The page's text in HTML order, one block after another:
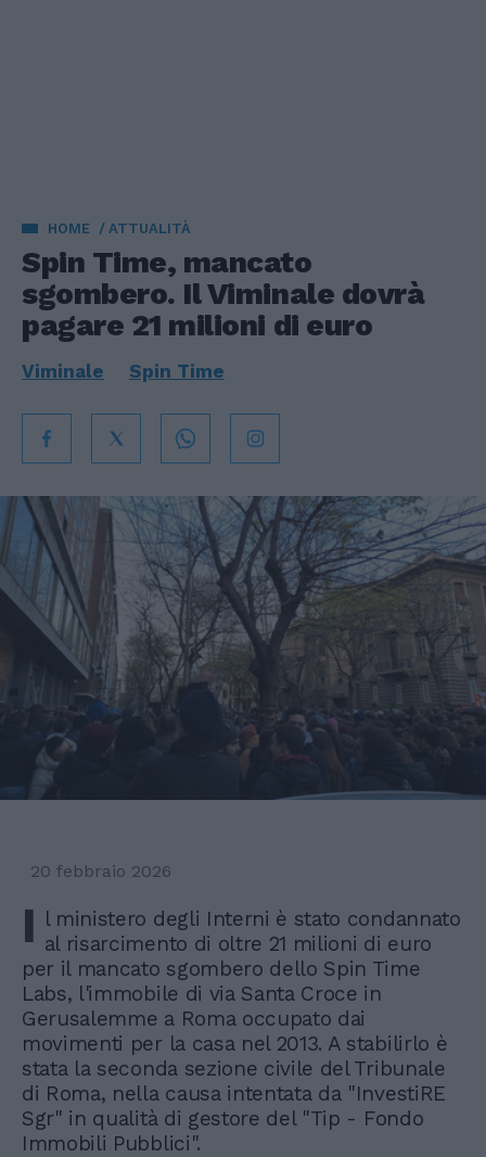
HOME ATTUALITÀ
Spin Time, mancato
sgombero. Il Viminale dovrà
pagare 21 milioni di euro
Viminale Spin Time
20 febbraio 2026
I l ministero degli Interni è stato condannato
al risarcimento di oltre 21 milioni di euro
per il mancato sgombero dello Spin Time
Labs, l'immobile di via Santa Croce in
Gerusalemme a Roma occupato dai
movimenti per la casa nel 2013. A stabilirlo è
stata la seconda sezione civile del Tribunale
di Roma, nella causa intentata da "InvestiRE
Sgr" in qualità di gestore del "Tip - Fondo
Immobili Pubblici''.